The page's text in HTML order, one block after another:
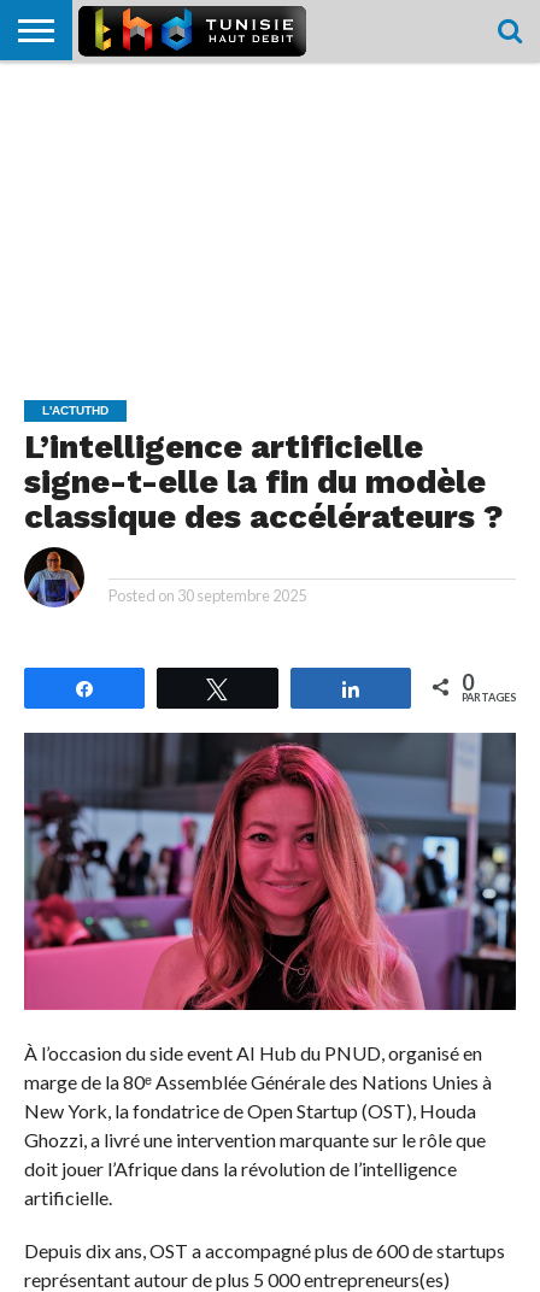
L'ACTUTHD
L’intelligence artificielle
signe-t-elle la fin du modèle
classique des accélérateurs ?
Posted on 30 septembre 2025
Partagez 0
PARTAGES
À l’occasion du side event AI Hub du PNUD, organisé en
marge de la 80ᵉ Assemblée Générale des Nations Unies à
New York, la fondatrice de Open Startup (OST), Houda
Ghozzi, a livré une intervention marquante sur le rôle que
doit jouer l’Afrique dans la révolution de l’intelligence
artificielle.
Depuis dix ans, OST a accompagné plus de 600 de startups
représentant autour de plus 5 000 entrepreneurs(es)